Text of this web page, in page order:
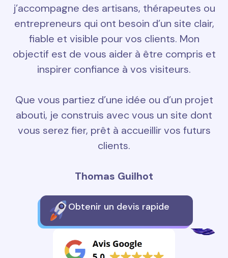
j’accompagne des artisans, thérapeutes ou
entrepreneurs qui ont besoin d’un site clair,
fiable et visible pour vos clients. Mon
objectif est de vous aider à être compris et
inspirer confiance à vos visiteurs.
Que vous partiez d’une idée ou d’un projet
abouti, je construis avec vous un site dont
vous serez fier, prêt à accueillir vos futurs
clients.
Thomas Guilhot
Obtenir un devis rapide